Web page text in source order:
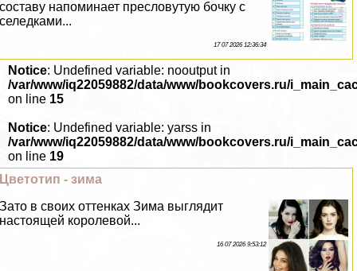
составу напоминает пресловутую бочку с
селедками...
17 07 2026 12:36:34
Notice: Undefined variable: nooutput in
/var/www/iq22059882/data/www/bookcovers.ru/
on line 15
Notice: Undefined variable: yarss in
/var/www/iq22059882/data/www/bookcovers.ru/
on line 19
Цветотип - зима
Зато в своих оттенках Зима выглядит
настоящей королевой...
16 07 2026 9:53:12